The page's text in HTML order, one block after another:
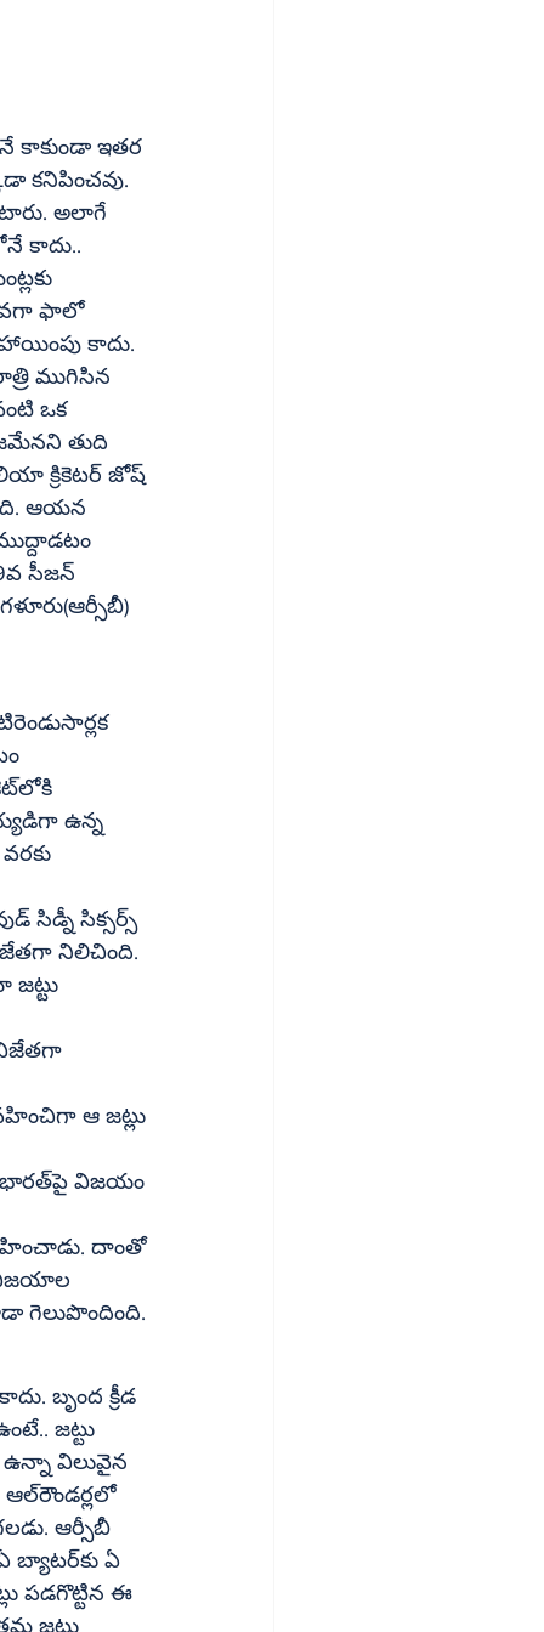
కాకుండా ఇతర
కనిపించవు.
అలాగే
కాదు..
ఫాలో
ముగిసిన
ఒక
తుది
క్రికెటర్ జోష్
ఓడించి విజేతగా నిలిచింది.
విజయాల
గెలుపొందింది.
బృంద క్రీడ